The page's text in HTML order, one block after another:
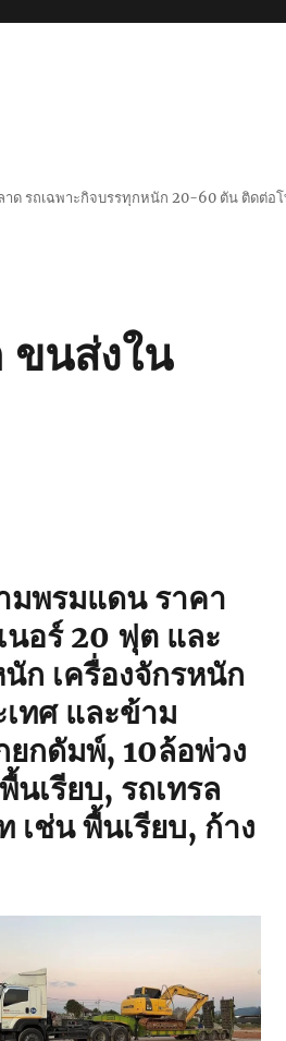
ลาด รถเฉพาะกิจบรรทุกหนัก 20-60 ตัน ติดต่
ขนส่งใน
มพรมแดนราคา
อร์ 20 ฟุต และ
ก เครื่องจักรหนัก
ทศ และข้าม
กดัมพ์, 10ล้อพ่วง
เรียบ, รถเทรล
เช่น พื้นเรียบ, ก้าง